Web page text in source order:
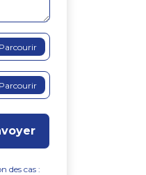
Parcourir
Parcourir
des cas :